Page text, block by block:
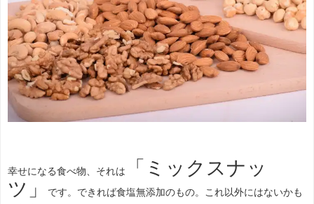
幸せになる食べ物、それは
「ミックスナッ
ツ」
です。できれば食塩無添加のもの。これ以外にはないかも